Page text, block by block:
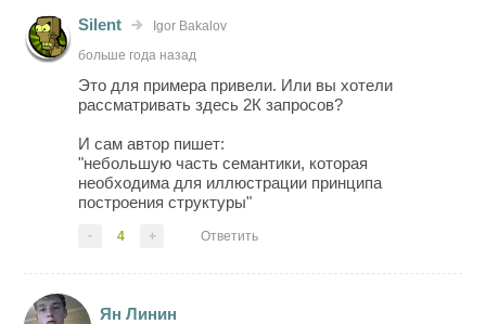
Silent
Igor Bakalov
больше года назад
Это для примера привели. Или вы хотели
рассматривать здесь 2К запросов?
И сам автор пишет:
"небольшую часть семантики, которая
необходима для иллюстрации принципа
построения структуры"
- 4 + Ответить
Ян Линин